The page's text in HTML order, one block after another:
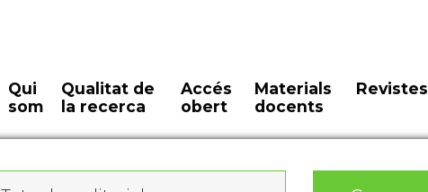
Qui
som
Qualitat de
la recerca
Accés
obert
Materials
docents
Revistes